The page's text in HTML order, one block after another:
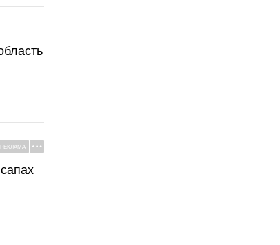
РЕКЛАМА